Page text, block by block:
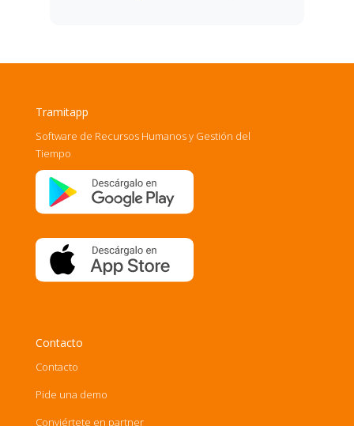
Tramitapp
Software de Recursos Humanos y Gestión del
Tiempo
Contacto
Contacto
Pide una demo
Conviértete en partner